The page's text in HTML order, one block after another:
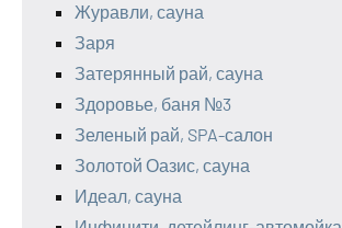
Журавли, сауна
Заря
Затерянный рай, сауна
Здоровье, баня №3
Зеленый рай, SPA-салон
Золотой Оазис, сауна
Идеал, сауна